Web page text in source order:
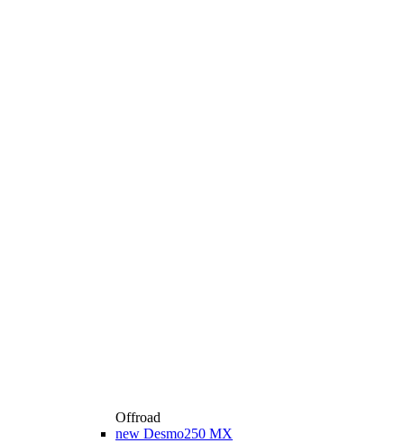
Offroad
new Desmo250 MX